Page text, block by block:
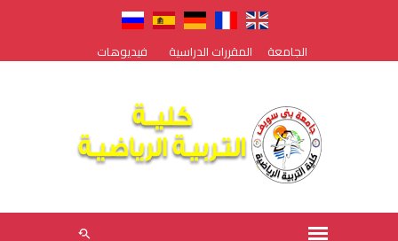
الجامعة المقررات الدراسية فيديوهات